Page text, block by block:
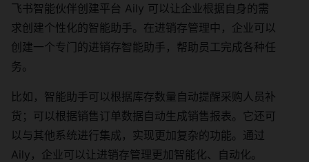
飞书智能伙伴创建平台 Aily 可以让企业根据自身的需
求创建个性化的智能助手。在进销存管理中，企业可以
创建一个专门的进销存智能助手，帮助员工完成各种任
务。
比如，智能助手可以根据库存数量自动提醒采购人员补
货；可以根据销售订单数据自动生成销售报表。它还可
以与其他系统进行集成，实现更加复杂的功能。通过
Aily，企业可以让进销存管理更加智能化、自动化。